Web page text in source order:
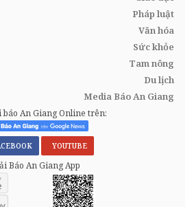
Pháp luật
Văn hóa
Sức khỏe
Tam nông
Du lịch
Media Báo An Giang
báo An Giang Online trên:
YOUTUBE
Báo An Giang App